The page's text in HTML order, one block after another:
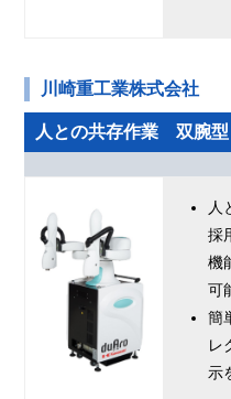
川崎重工業株式会社
人との共存作業 双腕
人
採
機
可
簡
レ
示